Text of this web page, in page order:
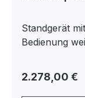
Standgerät
Bedienung
Regulärer
2.278,00 €